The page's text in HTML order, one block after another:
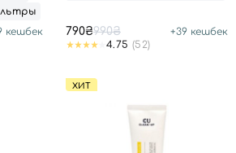
Наборы
Шея и декольте
Для мужчин
кешбек
790₴990₴ +39 кешбек
4.75 (52)
ХИТ